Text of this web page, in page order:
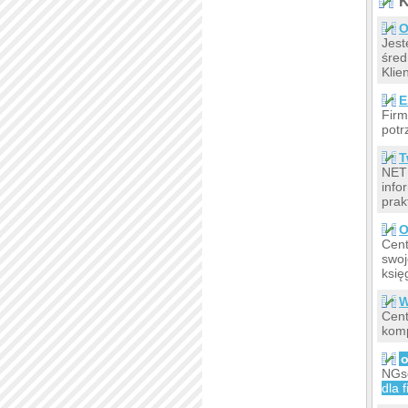
dla